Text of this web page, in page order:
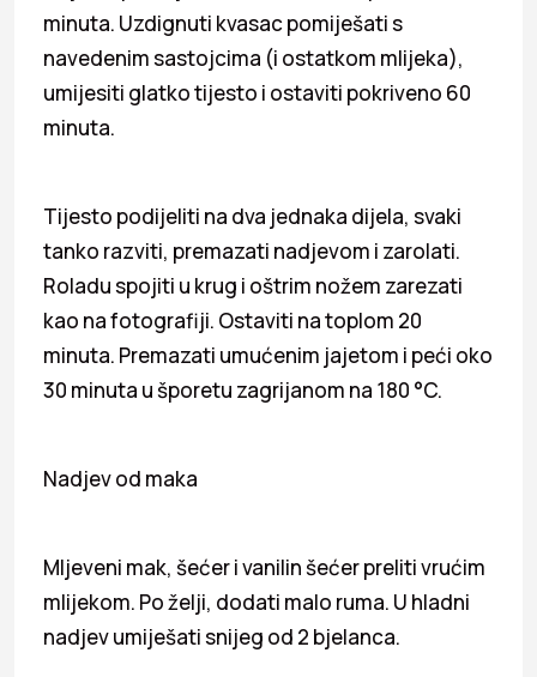
minuta. Uzdignuti kvasac pomiješati s
navedenim sastojcima (i ostatkom mlijeka),
umijesiti glatko tijesto i ostaviti pokriveno 60
minuta.
Tijesto podijeliti na dva jednaka dijela, svaki
tanko razviti, premazati nadjevom i zarolati.
Roladu spojiti u krug i oštrim nožem zarezati
kao na fotografiji. Ostaviti na toplom 20
minuta. Premazati umućenim jajetom i peći oko
30 minuta u šporetu zagrijanom na 180 °C.
Nadjev od maka
Mljeveni mak, šećer i vanilin šećer preliti vrućim
mlijekom. Po želji, dodati malo ruma. U hladni
nadjev umiješati snijeg od 2 bjelanca.